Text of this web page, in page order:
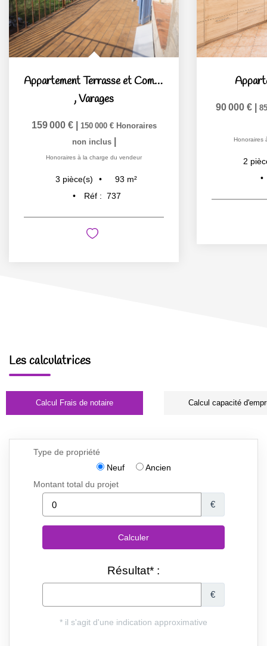
Appartement Terrasse et Combles aménageables de 100M2
,Varages
159 000 € 150 000 € Honoraires
non inclus
Honoraires à la charge du vendeur
3 pièce(s) 93 m²
Réf : 737
90 000 €
Honoraires
2
Les calculatrices
Calcul Frais de notaire Calcul capacité